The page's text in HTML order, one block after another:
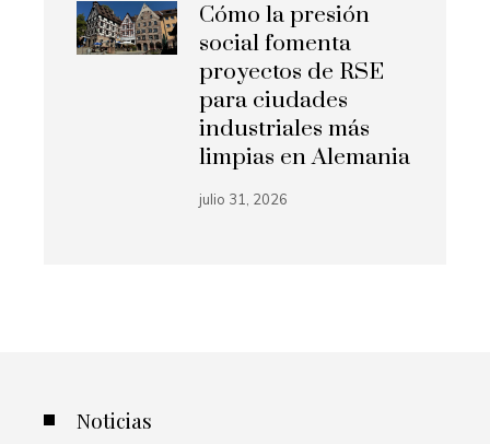
Cómo la presión
social fomenta
proyectos de RSE
para ciudades
industriales más
limpias en Alemania
julio 31, 2026
Noticias